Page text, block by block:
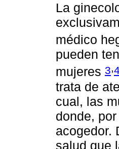
La
médico
pueden
mujeres 3,4
trata de
cual, las
donde,
acogedor.
salud que